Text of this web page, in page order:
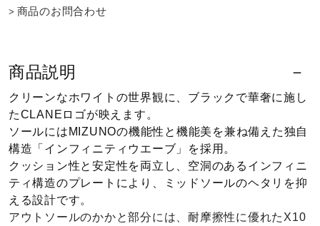
サポーター
健康／エクササイズ
ジュニア／キッズ
メディカル
コラボ／ライセンス
商品のお問合わせ
商品説明
クリーンなホワイトの世界観に、ブラックで華奢に施し
たCLANEロゴが映えます。
ソールにはMIZUNOの機能性と機能美を兼ね備えた独自
構造「インフィニティウエーブ」を採用。
クッション性と安定性を両立し、空洞のあるインフィニ
ティ構造のプレートにより、ミッドソールのヘタリを抑
える設計です。
アウトソールのかかと部分には、耐摩擦性に優れたX10